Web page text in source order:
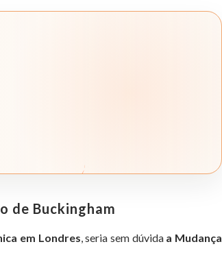
de Buckingham
em Londres, seria sem dúvidaa Mudança